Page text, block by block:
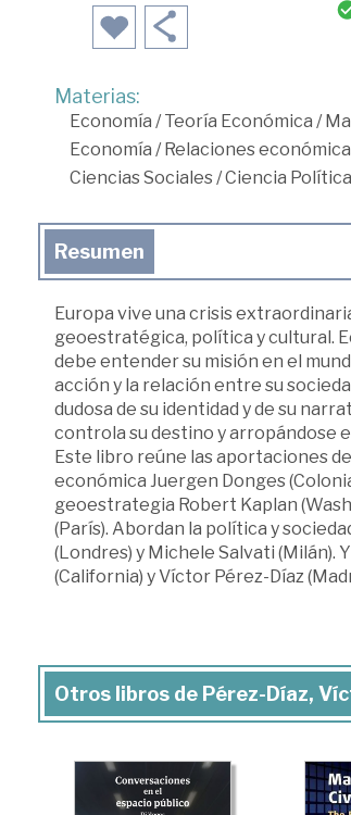
Materias:
Economía /Teoría Económica /
Economía /Relaciones
Ciencias Sociales/Ciencia Política
Resumen
Europa vive una crisis
geoestratégica, política y cultural.
debe entender su misión en el
acción y la relación entre su
dudosa de su identidad y de su
controla su destino y arropándose
Este libro reúne las aportaciones
económica Juergen Donges
geoestrategia Robert Kaplan
(París). Abordan la política y
(Londres) y Michele Salvati (Milán).
(California) y Víctor Pérez-Díaz
Otros libros de Pérez-Díaz,